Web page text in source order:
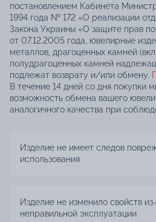
постановлением Кабинета
1994 года № 172 «О реализации
Закона Украины «О защите прав
от 07.12.2005 года, ювелирные
металлов, драгоценных камней
полудрагоценных камней
подлежат возврату и/или обмену.
В течение 14 дней со дня покупки
возможность обмена вашего
аналогичного качества при
Изделие не имеет следов
использования
Изделие не изменило свойств
неправильной эксплуатации